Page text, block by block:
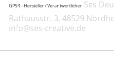
GPSR - Hersteller / Verantwortlicher Ses
Rathausstr. 3, 48529
info@ses-creative.de